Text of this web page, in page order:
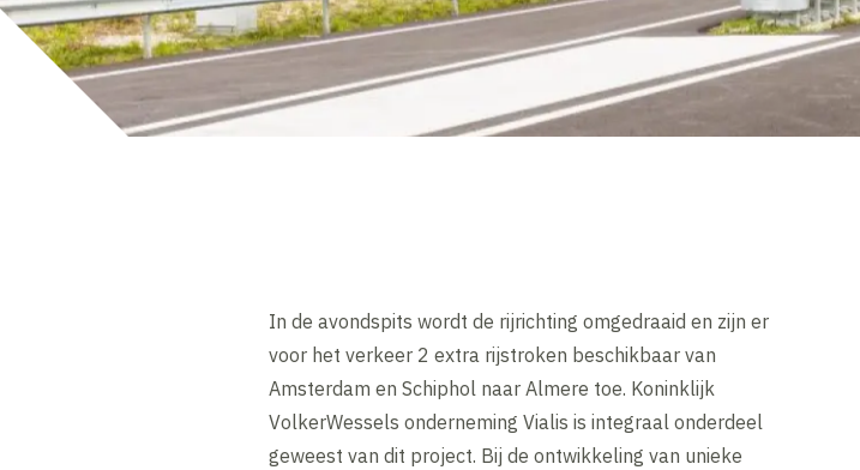
In de avondspits wordt de rijrichting omgedraaid en zijn er
voor het verkeer 2 extra rijstroken beschikbaar van
Amsterdam en Schiphol naar Almere toe. Koninklijk
VolkerWessels onderneming Vialis is integraal onderdeel
geweest van dit project. Bij de ontwikkeling van unieke